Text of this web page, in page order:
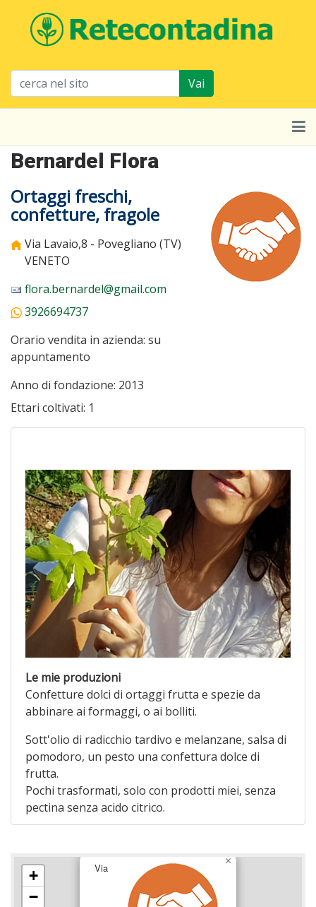
Vai
Bernardel Flora
Ortaggi freschi,
confetture, fragole
Via Lavaio,8 - Povegliano (TV)
VENETO
flora.bernardel@gmail.com
3926694737
Orario vendita in azienda: su
appuntamento
Anno di fondazione: 2013
Ettari coltivati: 1
Le mie produzioni
Confetture dolci di ortaggi frutta e spezie da
abbinare ai formaggi, o ai bolliti.
Sott'olio di radicchio tardivo e melanzane, salsa di
pomodoro, un pesto una confettura dolce di
frutta.
Pochi trasformati, solo con prodotti miei, senza
pectina senza acido citrico.
Via
×
+
−